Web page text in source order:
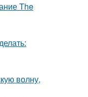
The
волну,